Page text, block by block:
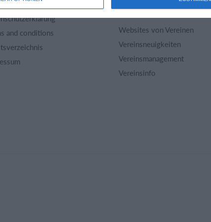
Archiv
and conditions
Vereinsuniversum
Websites von Vereinen
Vereinsneuigkeiten
Vereinsmanagement
Vereinsinfo